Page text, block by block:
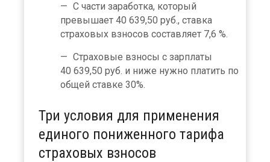
С части заработка, который
превышает 40 639,50 руб., ставка
страховых взносов составляет 7,6 %.
Страховые взносы с зарплаты
40 639,50 руб. и ниже нужно платить по
общей ставке 30%.
Три условия для применения
единого пониженного тарифа
страховых взносов